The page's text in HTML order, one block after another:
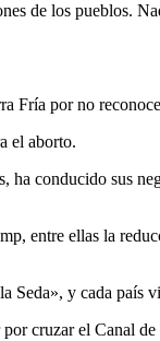
de los pueblos.
Fría por no
el aborto.
conducido sus
entre ellas la
Seda», y cada
cruzar el Canal